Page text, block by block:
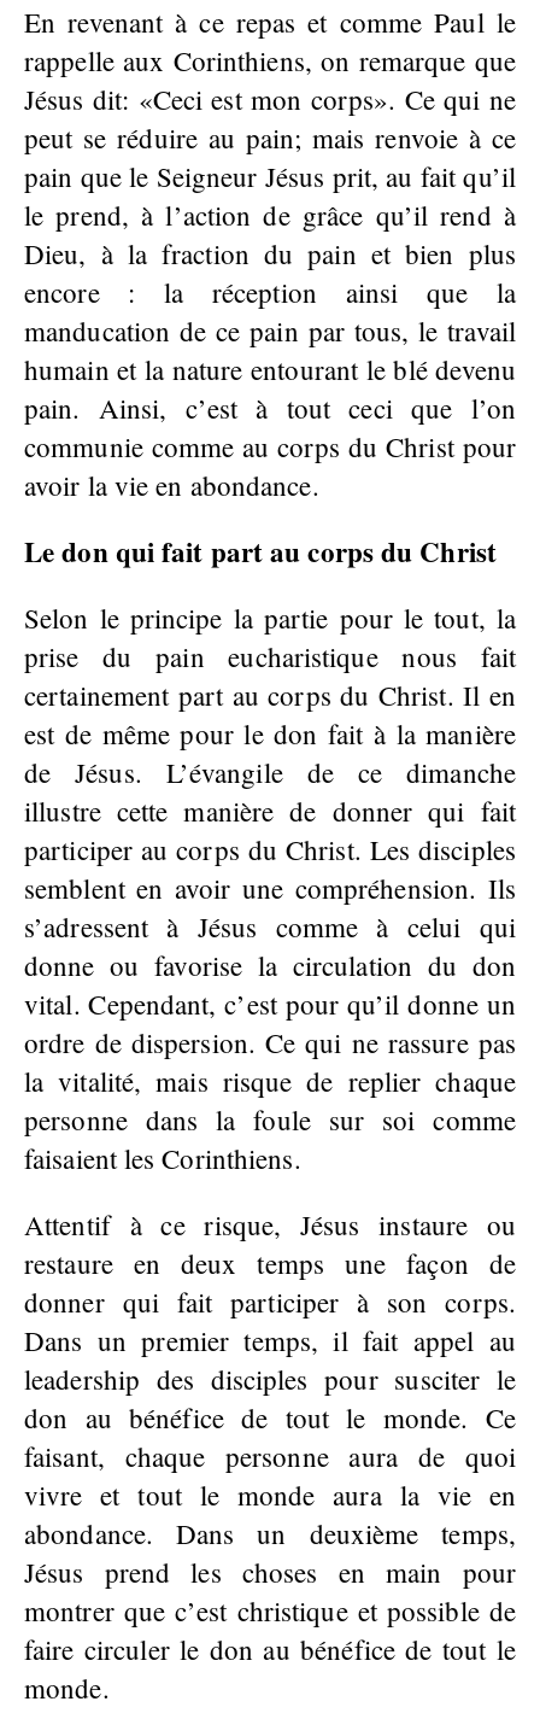
En revenant à ce repas et comme Paul le
rappelle aux Corinthiens, on remarque que
Jésus dit: «Ceci est mon corps». Ce qui ne
peut se réduire au pain; mais renvoie à ce
pain que le Seigneur Jésus prit, au fait qu’il
le prend, à l’action de grâce qu’il rend à
Dieu, à la fraction du pain et bien plus
encore : la réception ainsi que la
manducation de ce pain par tous, le travail
humain et la nature entourant le blé devenu
pain. Ainsi, c’est à tout ceci que l’on
communie comme au corps du Christ pour
avoir la vie en abondance.
Le don qui fait part au corps du Christ
Selon le principe la partie pour le tout, la
prise du pain eucharistique nous fait
certainement part au corps du Christ. Il en
est de même pour le don fait à la manière
de Jésus. L’évangile de ce dimanche
illustre cette manière de donner qui fait
participer au corps du Christ. Les disciples
semblent en avoir une compréhension. Ils
s’adressent à Jésus comme à celui qui
donne ou favorise la circulation du don
vital. Cependant, c’est pour qu’il donne un
ordre de dispersion. Ce qui ne rassure pas
la vitalité, mais risque de replier chaque
personne dans la foule sur soi comme
faisaient les Corinthiens.
Attentif à ce risque, Jésus instaure ou
restaure en deux temps une façon de
donner qui fait participer à son corps.
Dans un premier temps, il fait appel au
leadership des disciples pour susciter le
don au bénéfice de tout le monde. Ce
faisant, chaque personne aura de quoi
vivre et tout le monde aura la vie en
abondance. Dans un deuxième temps,
Jésus prend les choses en main pour
montrer que c’est christique et possible de
faire circuler le don au bénéfice de tout le
monde.